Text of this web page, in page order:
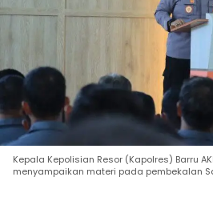
Kepala Kepolisian Resor (Kapolres) Barru
menyampaikan materi pada pembekalan